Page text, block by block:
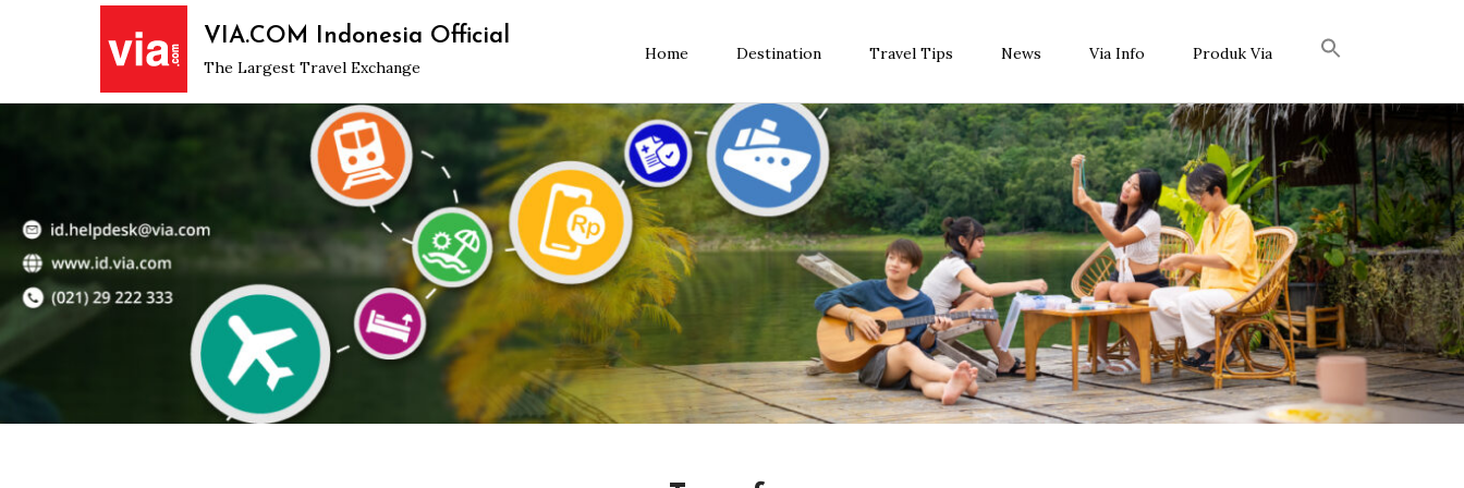
VIA.COM Indonesia Official
The Largest Travel Exchange
Home Destination Travel Tips News Via Info Produk Via